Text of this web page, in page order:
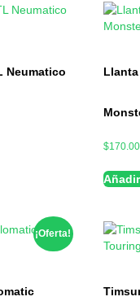
Neumatico
$
¡Oferta!